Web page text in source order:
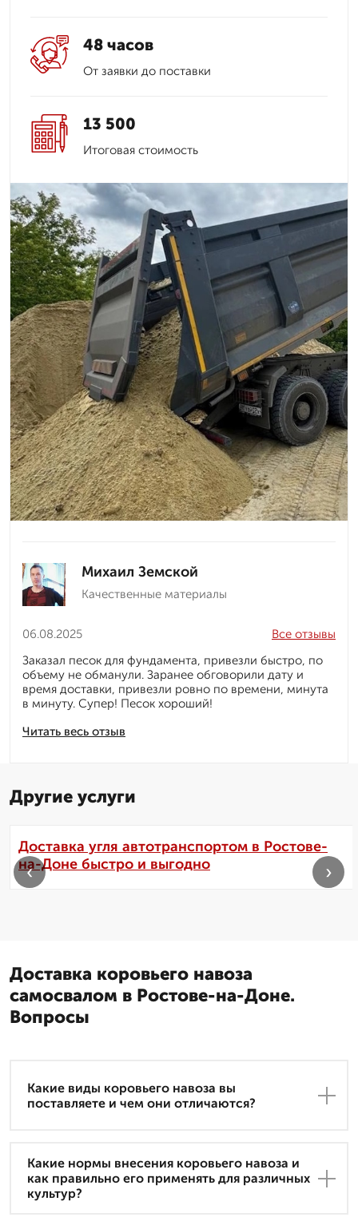
48 часов
От заявки до поставки
13 500
Итоговая стоимость
Михаил Земской
Качественные материалы
06.08.2025
Читать весь отзыв
Все отзывы
Заказал песок для фундамента, привезли быстро, по
объему не обманули. Заранее обговорили дату и
время доставки, привезли ровно по времени, минута
в минуту. Супер! Песок хороший!
Другие услуги
Доставка угля автотранспортом в Ростове-
на-Доне быстро и выгодно
‹ ›
Доставка коровьего навоза
самосвалом в Ростове-на-Доне.
Вопросы
Какие виды коровьего навоза вы
поставляете и чем они отличаются?
Какие нормы внесения коровьего навоза и
как правильно его применять для различных
культур?